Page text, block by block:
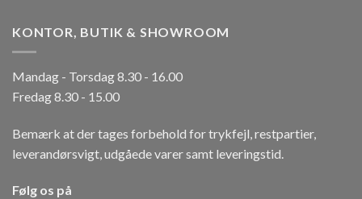
KONTOR, BUTIK & SHOWROOM
Mandag - Torsdag 8.30 - 16.00
Fredag 8.30 - 15.00
Bemærk at der tages forbehold for trykfejl, restpartier,
leverandørsvigt, udgåede varer samt leveringstid.
Følg os på